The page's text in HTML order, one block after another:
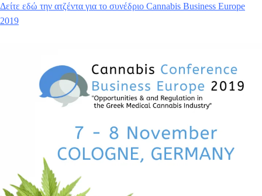
Δείτε εδώ την ατζέντα για το συνέδριο Cannabis Business Europe
2019